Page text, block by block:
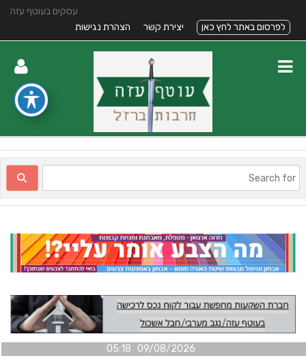
עסקים בעוטף עזה
לפרסום באתר לחץ כאן
יצירת קשר הצהרת נגישות
09/08/2026 05:18